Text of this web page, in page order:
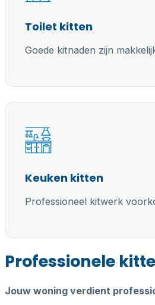
Toilet kitten
Goede kitnaden zijn
Keuken kitten
Professioneel kitwerk
Professionele
Jouw woning verdient